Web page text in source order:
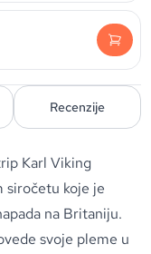
Recenzije
Karl Viking
siročetu koje je
na Britaniju.
svoje pleme u